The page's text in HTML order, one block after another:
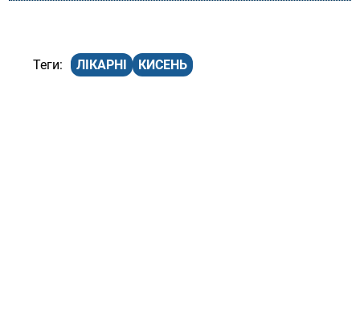
ЛІКАРНІ КИСЕНЬ